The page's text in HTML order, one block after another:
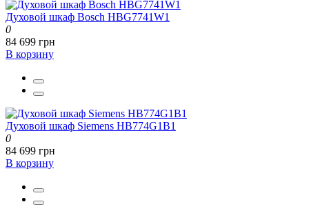
Духовой шкаф Bosch HBG7741W1
0
84 699 грн
В корзину
Духовой шкаф Siemens HB774G1B1
0
84 699 грн
В корзину